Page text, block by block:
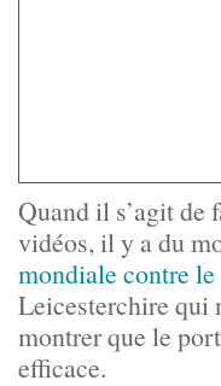
Quand il s’agit de
vidéos, il y a du
mondiale contre le
Leicesterchire qui
montrer que le
efficace.